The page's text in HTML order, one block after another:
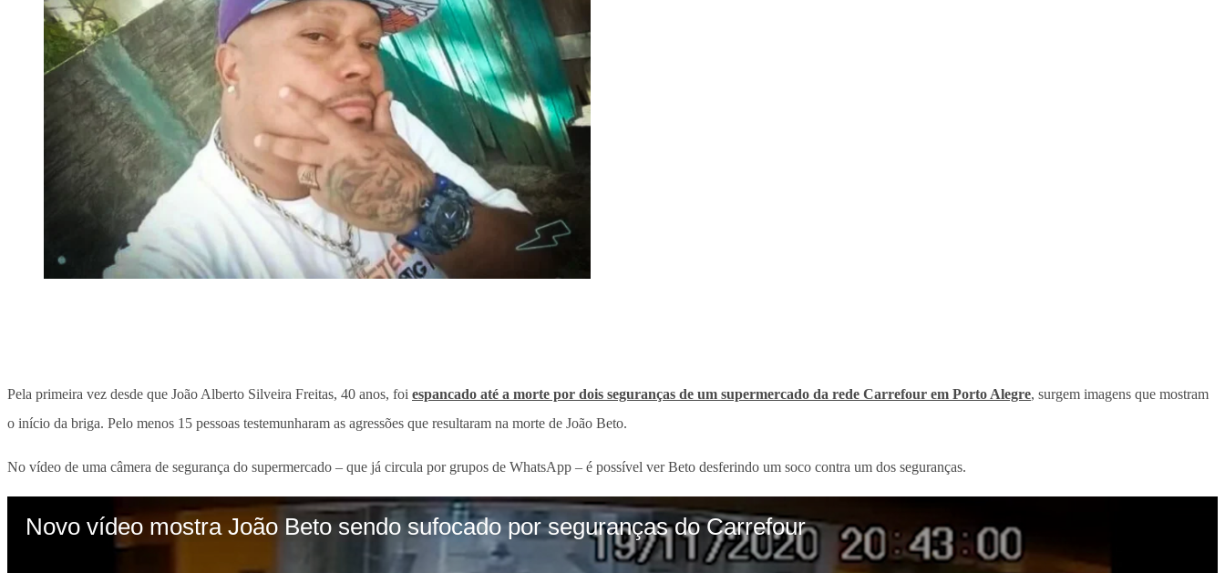
Pela primeira vez desde que João Alberto Silveira Freitas, 40 anos, foi espancado até a morte por dois seguranças de um supermercado da rede Carrefour em Porto Alegre, surgem imagens que mostram
o início da briga. Pelo menos 15 pessoas testemunharam as agressões que resultaram na morte de João Beto.
No vídeo de uma câmera de segurança do supermercado – que já circula por grupos de WhatsApp – é possível ver Beto desferindo um soco contra um dos seguranças.
Novo vídeo mostra João Beto sendo sufocado por seguranças do Carrefour